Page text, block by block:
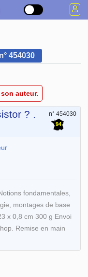
454030
auteur.
? .
n° 454030
94
fondamentales,
montages de base
x 0,8 cm 300 g Envoi
Remise en main